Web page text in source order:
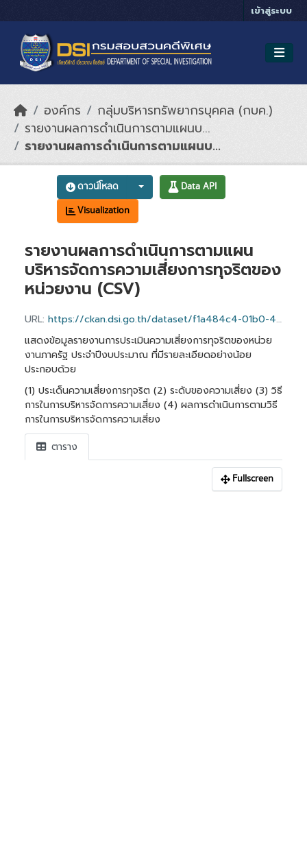
เข้าสู่ระบบ
องค์กร
กลุ่มบริหารทรัพยากรบุคคล (กบค.)
รายงานผลการดำเนินการตามแผนบ...
รายงานผลการดำเนินการตามแผนบ...
ดาวน์โหลด
Data API
Visualization
รายงานผลการดำเนินการตามแผน
บริหารจัดการความเสี่ยงการทุจริตของ
หน่วยงาน (CSV)
URL: https://ckan.dsi.go.th/dataset/f1a484c4-01b0-4b48-9284-fd3d68ba4de1/resource/a3aa1ed7-0ce7-4601-a637-304bb03e6bca/download/risk_management_plan.csv
แสดงข้อมูลรายงานการประเมินความเสี่ยงการทุจริตของหน่วย
งานภาครัฐ ประจำปีงบประมาณ ที่มีรายละเอียดอย่างน้อย
ประกอบด้วย
(1) ประเด็นความเสี่ยงการทุจริต (2) ระดับของความเสี่ยง (3) วิธี
การในการบริหารจัดการความเสี่ยง (4) ผลการดำเนินการตามวิธี
การในการบริหารจัดการความเสี่ยง
ตาราง
Fullscreen